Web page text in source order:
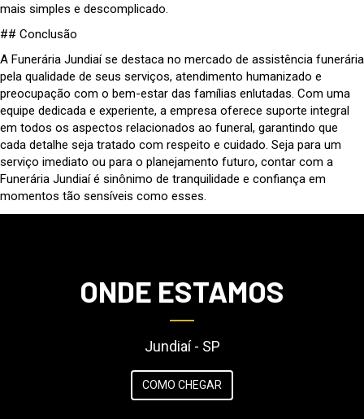
mais simples e descomplicado.
## Conclusão
A Funerária Jundiaí se destaca no mercado de assistência funerária
pela qualidade de seus serviços, atendimento humanizado e
preocupação com o bem-estar das famílias enlutadas. Com uma
equipe dedicada e experiente, a empresa oferece suporte integral
em todos os aspectos relacionados ao funeral, garantindo que
cada detalhe seja tratado com respeito e cuidado. Seja para um
serviço imediato ou para o planejamento futuro, contar com a
Funerária Jundiaí é sinônimo de tranquilidade e confiança em
momentos tão sensíveis como esses.
ONDE ESTAMOS
Jundiaí - SP
COMO CHEGAR